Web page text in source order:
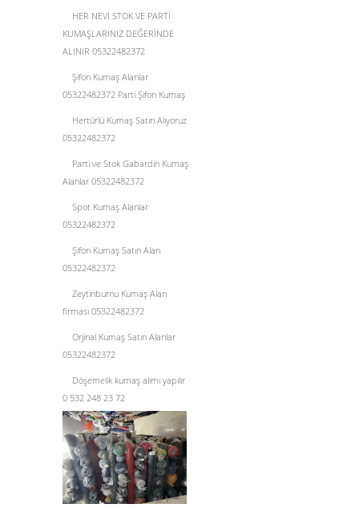
HER NEVİ STOK VE PARTİ
KUMAŞLARINIZ DEĞERİNDE
ALINIR 05322482372
Şifon Kumaş Alanlar
05322482372 Parti Şifon Kumaş
Hertürlü Kumaş Satın Alıyoruz
05322482372
Parti ve Stok Gabardin Kumaş
Alanlar 05322482372
Spot Kumaş Alanlar
05322482372
Şifon Kumaş Satın Alan
05322482372
Zeytinburnu Kumaş Alan
firması 05322482372
Orjinal Kumaş Satın Alanlar
05322482372
Döşemelik kumaş alımı yapılır
0 532 248 23 72